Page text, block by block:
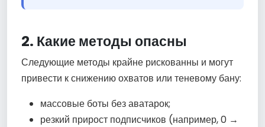
2. Какие методы опасны
Следующие методы крайне рискованны и могут
привести к снижению охватов или теневому бану:
массовые боты без аватарок;
резкий прирост подписчиков (например, 0 →